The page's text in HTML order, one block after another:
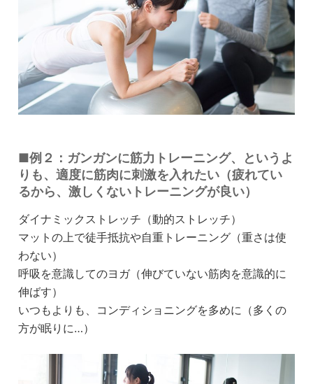
■例２：ガンガンに筋力トレーニング、というよ
りも、適度に筋肉に刺激を入れたい（疲れてい
るから、激しくないトレーニングが良い）
ダイナミックストレッチ（動的ストレッチ）
マットの上で徒手抵抗や自重トレーニング（重さは使
わない）
呼吸を意識してのヨガ（伸びていない筋肉を意識的に
伸ばす）
いつもよりも、コンディショニングを多めに（多くの
方が眠りに…）